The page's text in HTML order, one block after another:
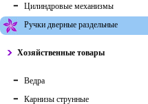
Цилиндровые механизмы
Ручки дверные раздельные
Хозяйственные товары
Ведра
Карнизы струнные